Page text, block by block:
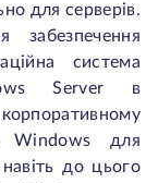
для серверів.
забезпечення
система
Server в
Windows для
до цього